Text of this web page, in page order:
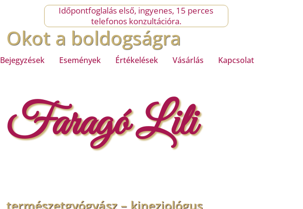
Időpontfoglalás első, ingyenes, 15 perces
telefonos konzultációra.
Bejegyzések Események Értékelések Vásárlás Kapcsolat
Okot a boldogságra
Faragó Lili
természetgyógyász – kineziológus